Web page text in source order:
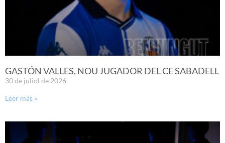
GASTÓN VALLES, NOU JUGADOR DEL CE SABADELL
30 de juliol de 2026
Leer más »